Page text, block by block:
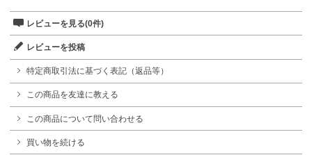
レビューを見る(0件)
レビューを投稿
特定商取引法に基づく表記（返品等）
この商品を友達に教える
この商品について問い合わせる
買い物を続ける